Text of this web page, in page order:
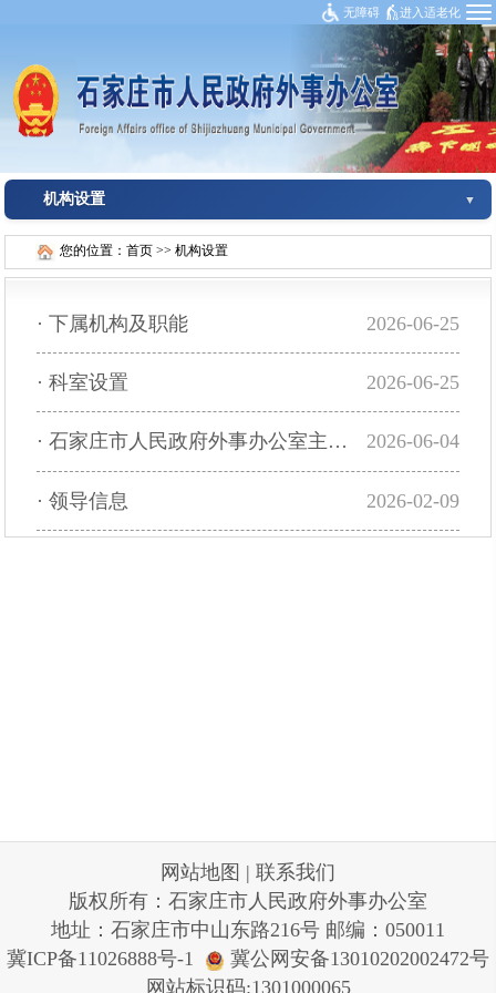
无障碍 进入适老化
机构设置
您的位置：首页 >>机构设置
· 下属机构及职能 2026-06-25
· 科室设置 2026-06-25
· 石家庄市人民政府外事办公室主要职责 2026-06-04
· 领导信息 2026-02-09
网站地图 | 联系我们
版权所有：石家庄市人民政府外事办公室
地址：石家庄市中山东路216号 邮编：050011
冀ICP备11026888号-1
冀公网安备13010202002472号
网站标识码:1301000065